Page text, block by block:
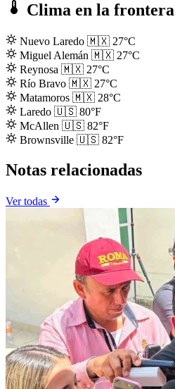
Clima en la frontera
Nuevo Laredo 🇲🇽 27°C
Miguel Alemán 🇲🇽 27°C
Reynosa 🇲🇽 27°C
Río Bravo 🇲🇽 27°C
Matamoros 🇲🇽 28°C
Laredo 🇺🇸 80°F
McAllen 🇺🇸 82°F
Brownsville 🇺🇸 82°F
Notas relacionadas
Ver todas